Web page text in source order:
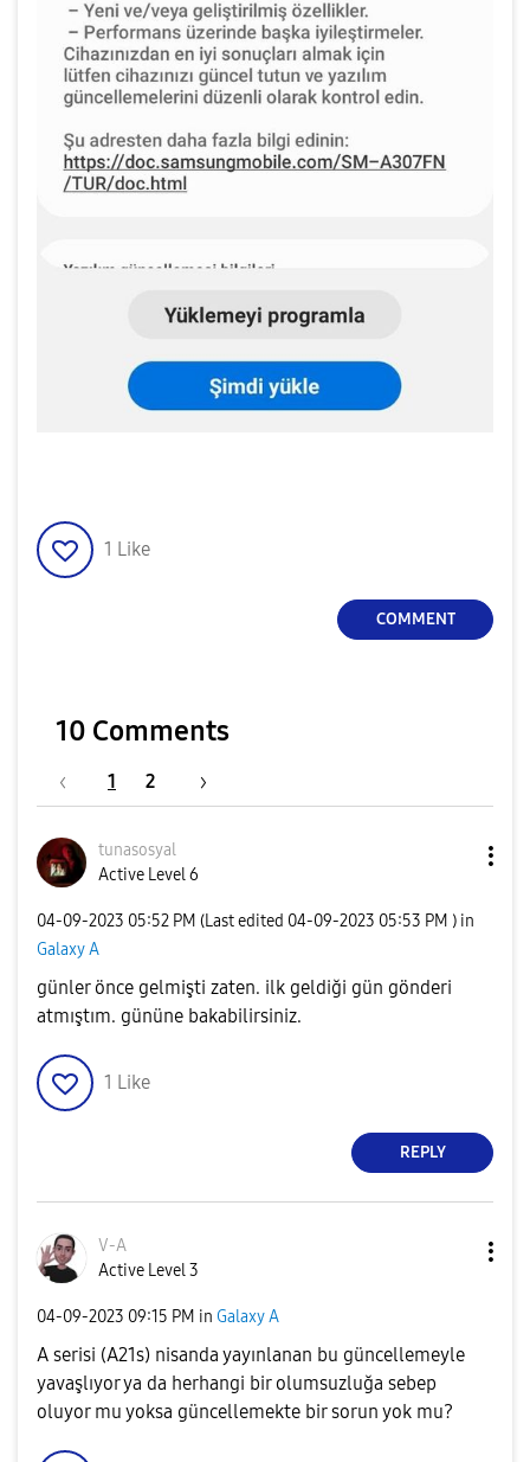
1 Like
COMMENT
10 Comments
1 2
tunasosyal
Active Level 6
‎04-09-2023 05:52 PM (Last edited ‎04-09-2023 05:53 PM ) in
Galaxy A
günler önce gelmişti zaten. ilk geldiği gün gönderi
atmıştım. gününe bakabilirsiniz.
1 Like
REPLY
V-A
Active Level 3
‎04-09-2023 09:15 PM in Galaxy A
A serisi (A21s) nisanda yayınlanan bu güncellemeyle
yavaşlıyor ya da herhangi bir olumsuzluğa sebep
oluyor mu yoksa güncellemekte bir sorun yok mu?